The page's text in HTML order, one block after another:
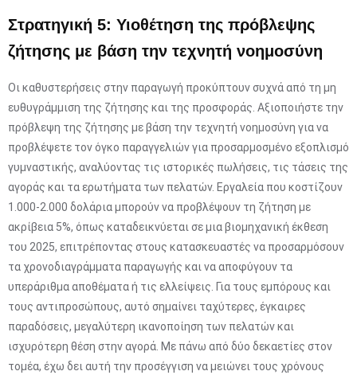
Στρατηγική 5: Υιοθέτηση της πρόβλεψης
ζήτησης με βάση την τεχνητή νοημοσύνη
Οι καθυστερήσεις στην παραγωγή προκύπτουν συχνά από τη μη
ευθυγράμμιση της ζήτησης και της προσφοράς. Αξιοποιήστε την
πρόβλεψη της ζήτησης με βάση την τεχνητή νοημοσύνη για να
προβλέψετε τον όγκο παραγγελιών για προσαρμοσμένο εξοπλισμό
γυμναστικής, αναλύοντας τις ιστορικές πωλήσεις, τις τάσεις της
αγοράς και τα ερωτήματα των πελατών. Εργαλεία που κοστίζουν
1.000-2.000 δολάρια μπορούν να προβλέψουν τη ζήτηση με
ακρίβεια 5%, όπως καταδεικνύεται σε μια βιομηχανική έκθεση
του 2025, επιτρέποντας στους κατασκευαστές να προσαρμόσουν
τα χρονοδιαγράμματα παραγωγής και να αποφύγουν τα
υπεράριθμα αποθέματα ή τις ελλείψεις. Για τους εμπόρους και
τους αντιπροσώπους, αυτό σημαίνει ταχύτερες, έγκαιρες
παραδόσεις, μεγαλύτερη ικανοποίηση των πελατών και
ισχυρότερη θέση στην αγορά. Με πάνω από δύο δεκαετίες στον
τομέα, έχω δει αυτή την προσέγγιση να μειώνει τους χρόνους